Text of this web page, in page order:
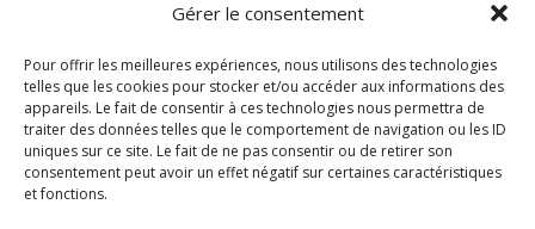
Gérer le consentement
Pour offrir les meilleures expériences, nous utilisons des technologies
telles que les cookies pour stocker et/ou accéder aux informations des
appareils. Le fait de consentir à ces technologies nous permettra de
traiter des données telles que le comportement de navigation ou les ID
uniques sur ce site. Le fait de ne pas consentir ou de retirer son
consentement peut avoir un effet négatif sur certaines caractéristiques
et fonctions.